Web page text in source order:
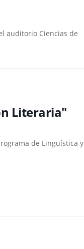
auditorio Ciencias de
Literaria"
de Lingüística y